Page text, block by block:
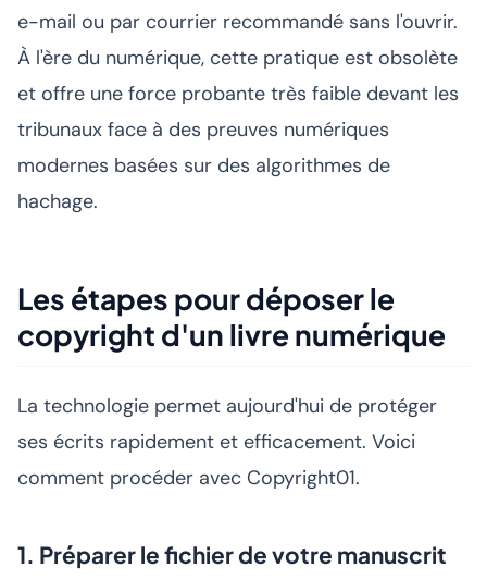
e-mail ou par courrier recommandé sans l'ouvrir.
À l'ère du numérique, cette pratique est obsolète
et offre une force probante très faible devant les
tribunaux face à des preuves numériques
modernes basées sur des algorithmes de
hachage.
Les étapes pour déposer le
copyright d'un livre numérique
La technologie permet aujourd'hui de protéger
ses écrits rapidement et efficacement. Voici
comment procéder avec Copyright01.
1. Préparer le fichier de votre manuscrit